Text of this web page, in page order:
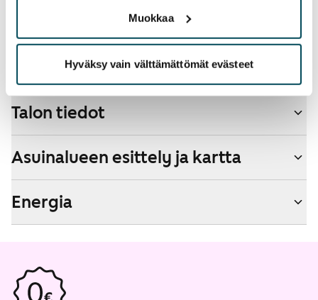
Muokkaa
Hyväksy vain välttämättömät evästeet
Savuton talo
Talon tiedot
Asuinalueen esittely ja kartta
Energia